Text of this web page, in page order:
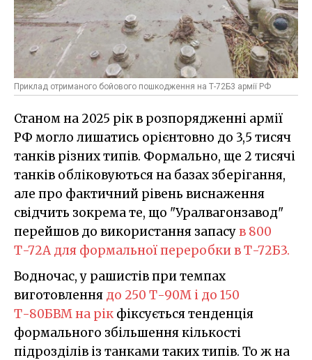
Приклад отриманого бойового пошкодження на Т-72Б3 армії РФ
Станом на 2025 рік в розпорядженні армії
РФ могло лишатись орієнтовно до 3,5 тисяч
танків різних типів. Формально, ще 2 тисячі
танків обліковуються на базах зберігання,
але про фактичний рівень виснаження
свідчить зокрема те, що "Уралвагонзавод"
перейшов до використання запасув 800
Т-72А для формальної переробки в Т-72Б3.
Водночас, у рашистів при темпах
виготовлення до 250 Т-90М і до 150
Т-80БВМ на рік фіксується тенденція
формального збільшення кількості
підрозділів із танками таких типів. То ж на